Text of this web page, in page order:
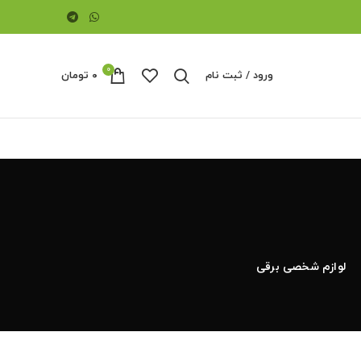
ورود / ثبت نام 0 ۰ تومان
لوازم شخصی برقی